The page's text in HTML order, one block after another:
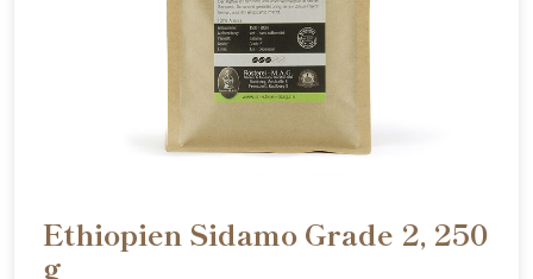
Ethiopien Sidamo Grade 2, 250
g